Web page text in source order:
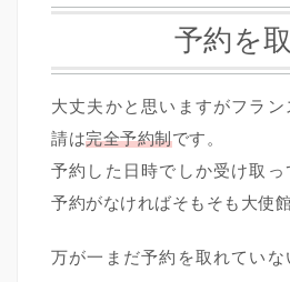
予約を
大丈夫かと思いますがフラ
請は完全予約制です。
予約した日時でしか受け取っ
予約がなければそもそも大使
万が一まだ予約を取れてい